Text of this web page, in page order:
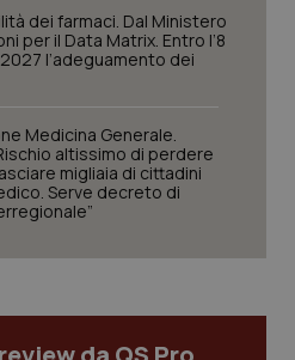
dei farmaci. Dal Ministero
per il Data Matrix. Entro l’8
l’adeguamento dei
Medicina Generale.
altissimo di perdere
migliaia di cittadini
Serve decreto di
Statistici Marketing
a rendere fruibile il
di base quali la
e l'accesso alle aree
web non è in grado di
senza questi cookie.
Fornitore/Dominio
YouTube